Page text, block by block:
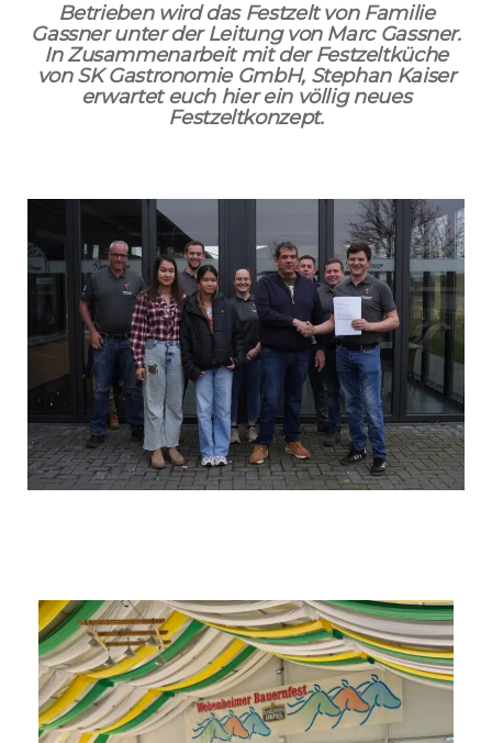
Betrieben wird das Festzelt von Familie
Gassner unter der Leitung von Marc Gassner.
In Zusammenarbeit mit der Festzeltküche
von SK Gastronomie GmbH, Stephan Kaiser
erwartet euch hier ein völlig neues
Festzeltkonzept.